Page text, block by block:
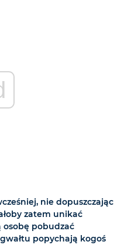
nie dopuszczając
zatem unikać
osobę pobudzać
popychają kogoś